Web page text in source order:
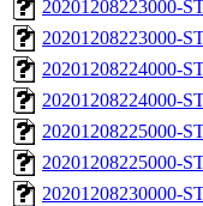
20201208223000-
20201208223000-
20201208224000-
20201208224000-
20201208225000-
20201208225000-
20201208230000-